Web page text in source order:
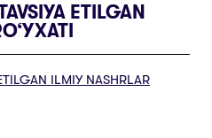
ETILGAN
ILMIY NASHRLAR